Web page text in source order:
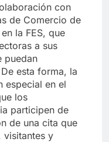
con
de Comercio de
la FES, que
a sus
puedan
esta forma, la
especial en el
los
participen de
de una cita que
visitantes y